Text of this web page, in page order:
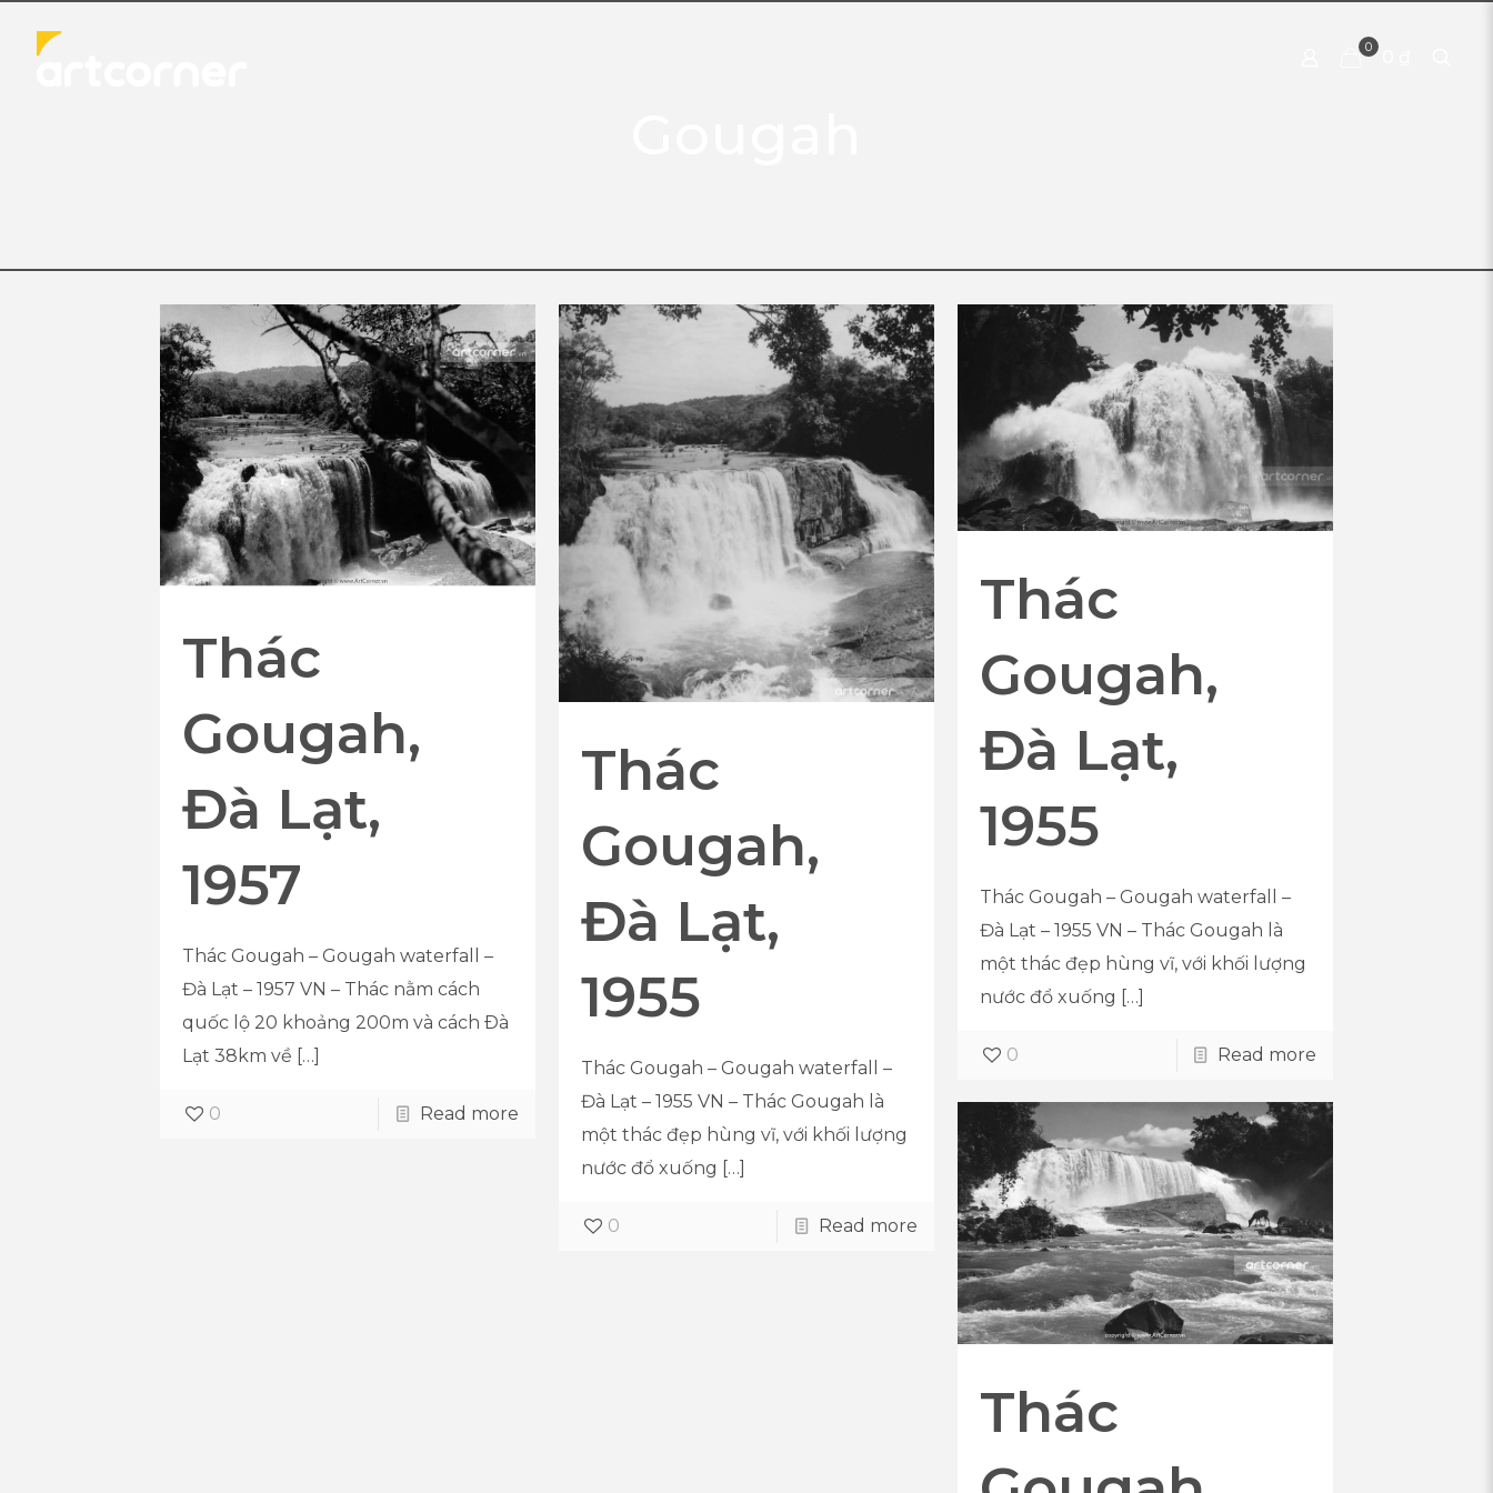
0
Thác
Gougah,
Đà Lạt,
1957
Thác Gougah – Gougah waterfall –
Đà Lạt – 1957 VN – Thác nằm cách
quốc lộ 20 khoảng 200m và cách Ðà
Lạt 38km về […]
0 Read more
Thác
Gougah,
Đà Lạt,
1955
Thác Gougah – Gougah waterfall –
Đà Lạt – 1955 VN – Thác Gougah là
một thác đẹp hùng vĩ, với khối lượng
nước đổ xuống […]
0 Read more
Thác
Gougah,
Đà Lạt,
1955
Thác Gougah – Gougah waterfall –
Đà Lạt – 1955 VN – Thác Gougah là
một thác đẹp hùng vĩ, với khối lượng
nước đổ xuống
[…]
0 Read more
Thác